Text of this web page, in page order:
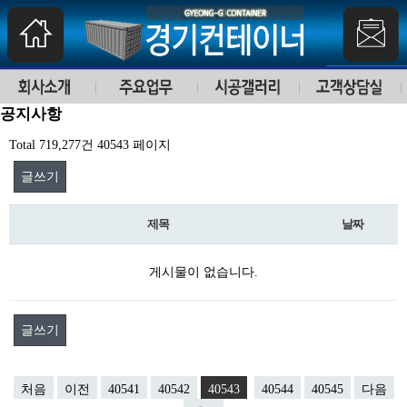
공지사항
Total 719,277건 40543 페이지
글쓰기
제목 날짜
게시물이 없습니다.
글쓰기
처음 이전 40541 40542 40543 40544 40545
다음